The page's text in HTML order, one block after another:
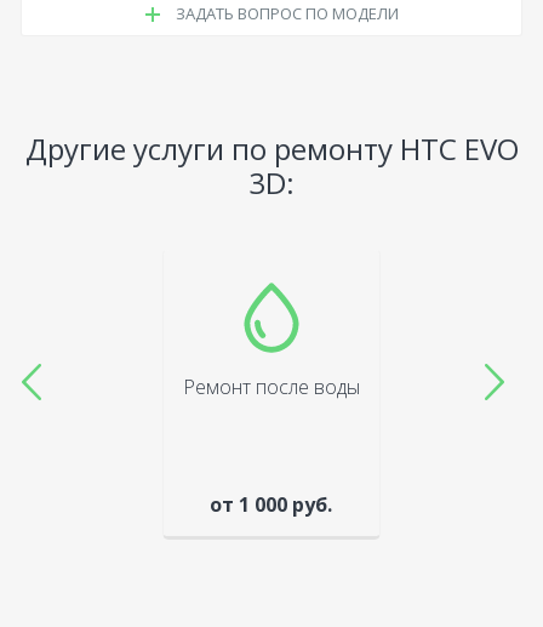
ЗАДАТЬ ВОПРОС ПО МОДЕЛИ
Другие услуги по ремонту HTC EVO
3D:
Ремонт после воды
от 1 000 руб.